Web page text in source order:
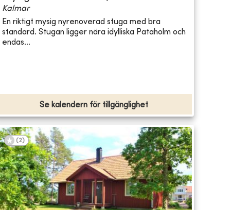
Kalmar
En riktigt mysig nyrenoverad stuga med bra
standard. Stugan ligger nära idylliska Pataholm och
endas...
Se kalendern för tillgänglighet
(2)